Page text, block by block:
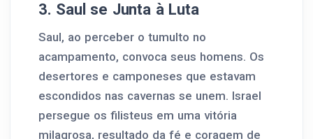
3. Saul se Junta à Luta
Saul, ao perceber o tumulto no
acampamento, convoca seus homens. Os
desertores e camponeses que estavam
escondidos nas cavernas se unem. Israel
persegue os filisteus em uma vitória
milagrosa, resultado da fé e coragem de